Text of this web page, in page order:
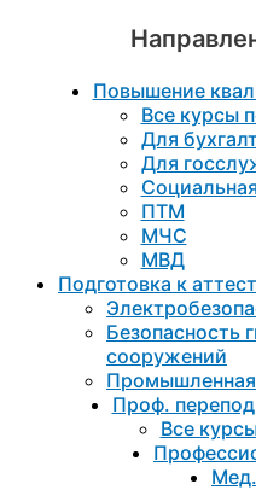
Повышение
Все курсы
Для
Для
ПТМ
МЧС
МВД
Подготовка к
Безопасность
сооружений
Промышленная
Проф.
Все